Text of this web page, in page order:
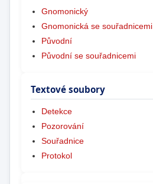
Gnomonický
Gnomonická se souřadnicemi
Původní
Původní se souřadnicemi
Textové soubory
Detekce
Pozorování
Souřadnice
Protokol